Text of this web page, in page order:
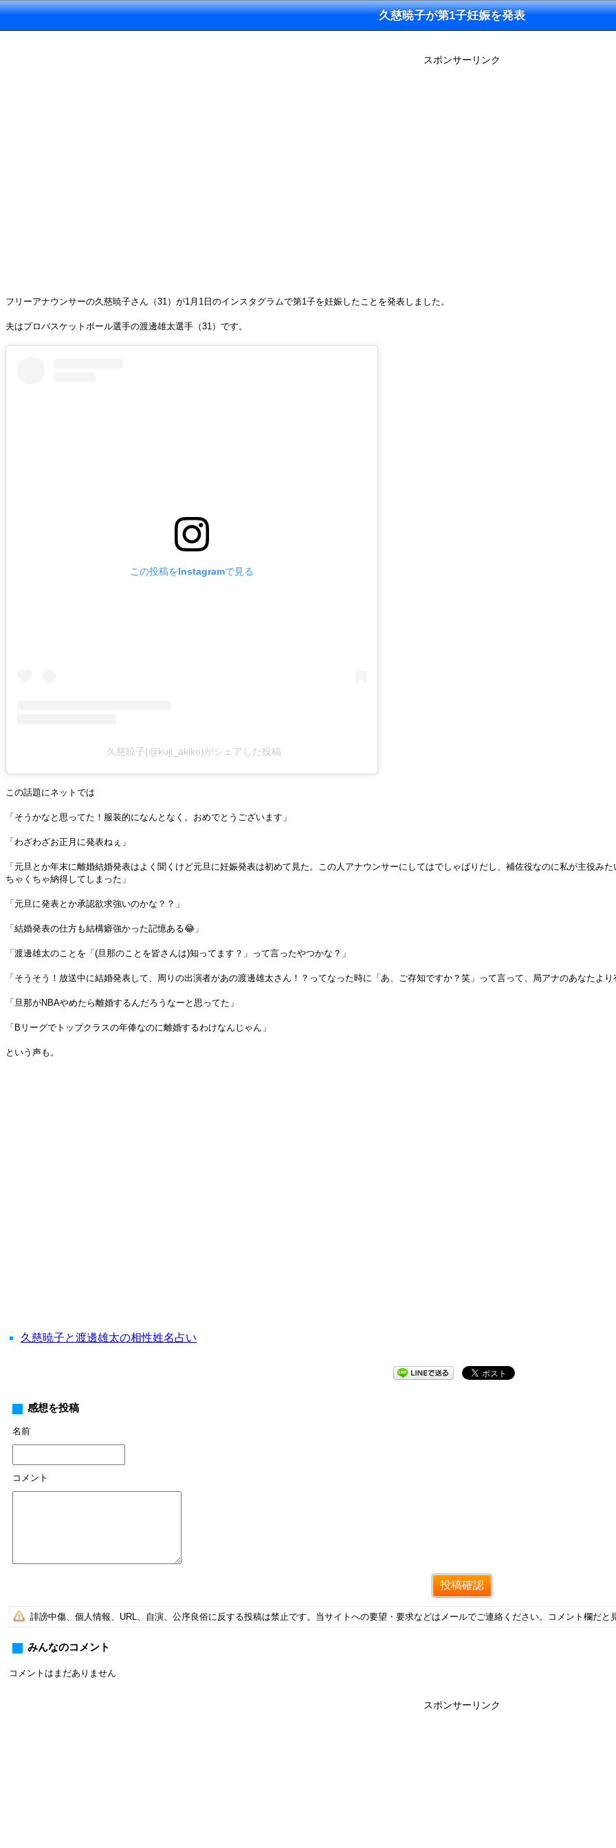
久慈暁子が第1子妊娠を発表
スポンサーリンク
フリーアナウンサーの久慈暁子さん（31）が1月1日のインスタグラムで第1子を妊娠したことを発表しました。
夫はプロバスケットボール選手の渡邊雄太選手（31）です。
この投稿をInstagramで見る
久慈暁子(@kuji_akiko)がシェアした投稿
この話題にネットでは
「そうかなと思ってた！服装的になんとなく。おめでとうございます」
「わざわざお正月に発表ねぇ」
「元旦とか年末に離婚結婚発表はよく聞くけど元旦に妊娠発表は初めて見た。この人アナウンサーにしてはでしゃばりだし、補佐役なのに私が主役み
ちゃくちゃ納得してしまった」
「元旦に発表とか承認欲求強いのかな？？」
「結婚発表の仕方も結構癖強かった記憶ある😂」
「渡邊雄太のことを「(旦那のことを皆さんは)知ってます？」って言ったやつかな？」
「そうそう！放送中に結婚発表して、周りの出演者があの渡邊雄太さん！？ってなった時に「あ、ご存知ですか？笑」って言って、局アナのあなたより
「旦那がNBAやめたら離婚するんだろうなーと思ってた」
「Bリーグでトップクラスの年俸なのに離婚するわけなんじゃん」
という声も。
久慈暁子と渡邊雄太の相性姓名占い
感想を投稿
名前
コメント
誹謗中傷、個人情報、URL、自演、公序良俗に反する投稿は禁止です。当サイトへの要望・要求などはメールでご連絡ください。コメント欄だと
みんなのコメント
コメントはまだありません
スポンサーリンク